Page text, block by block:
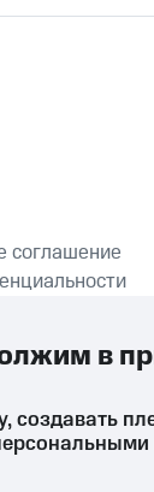
соглашение
создавать